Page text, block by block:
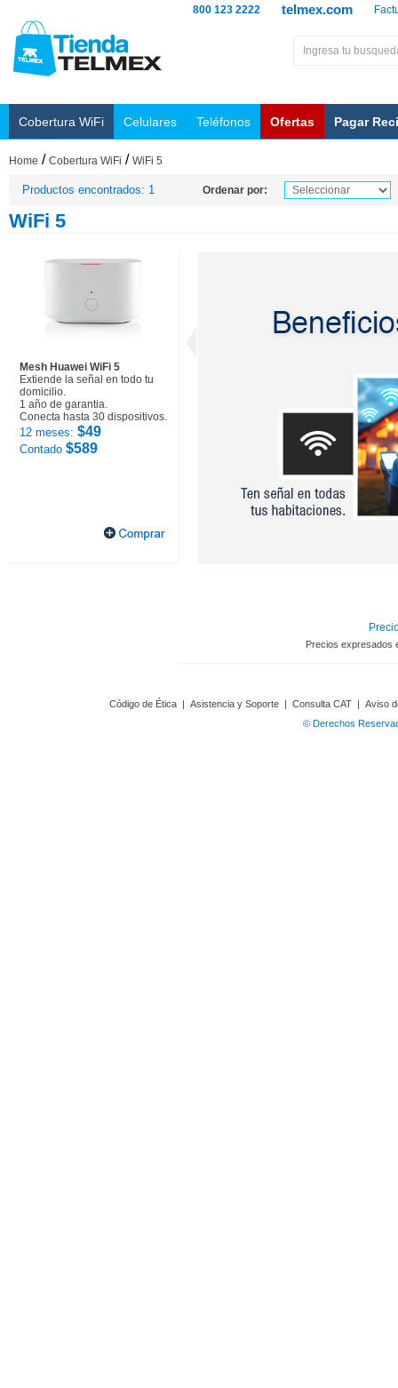
telmex.com
800 123 2222
Cobertura WiFi Celulares Teléfonos Ofertas Pagar
Home / Cobertura WiFi / WiFi 5
Productos encontrados: 1 Ordenar por:
WiFi 5
Mesh Huawei WiFi 5
Extiende la señal en todo tu
domicilio.
1 año de garantia.
Conecta hasta 30 dispositivos.
12 meses: $49
Contado $589
Precios expresados
Código de Ética | Asistencia y Soporte | Consulta CAT | Aviso
© Derechos